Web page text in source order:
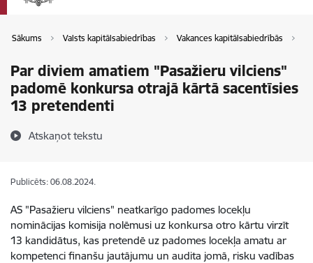
Sākums Valsts kapitālsabiedrības Vakances kapitālsabiedrībās
Par diviem amatiem "Pasažieru vilciens"
padomē konkursa otrajā kārtā sacentīsies
13 pretendenti
Atskaņot tekstu
Publicēts: 06.08.2024.
AS "Pasažieru vilciens" neatkarīgo padomes locekļu
nominācijas komisija nolēmusi uz konkursa otro kārtu virzīt
13 kandidātus, kas pretendē uz padomes locekļa amatu ar
kompetenci finanšu jautājumu un audita jomā, risku vadības